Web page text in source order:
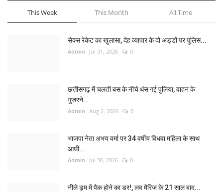
This Week This Month All Time
सेक्स रेकेट का खुलासा, देह व्यापार के दो अड्डों पर पुलिस...
Admin Jul 31, 2026 0
छत्तीसगढ़ में चलती बस के नीचे धंस गई पुलिया, वाहन के
गुजरने...
Admin Aug 2, 2026 0
भाजपा नेता अभय वर्मा पर 34 वर्षीय विधवा महिला के साथ
आधी...
Admin Jul 30, 2026 0
नीले ड्र्म में पैक होने का डर!, लव मैरिज के 21 साल बाद...